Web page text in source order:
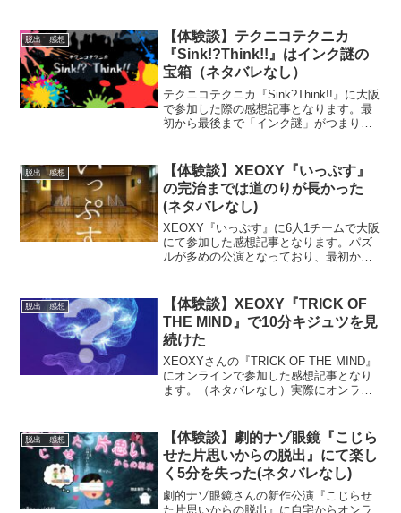
極力回避ししていますが、雰囲気を知り
たい方にお勧めです。
脱出 感想
【体験談】テクニコテクニカ
『Sink!?Think!!』はインク謎の
宝箱（ネタバレなし）
テクニコテクニカ『Sink?Think!!』に大阪
で参加した際の感想記事となります。最
初から最後まで「インク謎」がつまりに
にお勧めの記事です。
脱出 感想
【体験談】XEOXY『いっぷす』
の完治までは道のりが長かった
(ネタバレなし)
XEOXY『いっぷす』に6人1チームで大阪
にて参加した感想記事となります。パズ
ルが多めの公演となっており、最初から
勧めの記事です。
脱出 感想
【体験談】XEOXY『TRICK OF
THE MIND』で10分キジュツを見
続けた
XEOXYさんの『TRICK OF THE MIND』
にオンラインで参加した感想記事となり
ます。（ネタバレなし）実際にオンライ
る公演」でした。雰囲気が気になる方に
お勧めの記事です。
脱出 感想
【体験談】劇的ナゾ眼鏡『こじら
せた片思いからの脱出』にて楽し
く5分を失った(ネタバレなし)
劇的ナゾ眼鏡さんの新作公演『こじらせ
た片思いからの脱出』に自宅からオンラ